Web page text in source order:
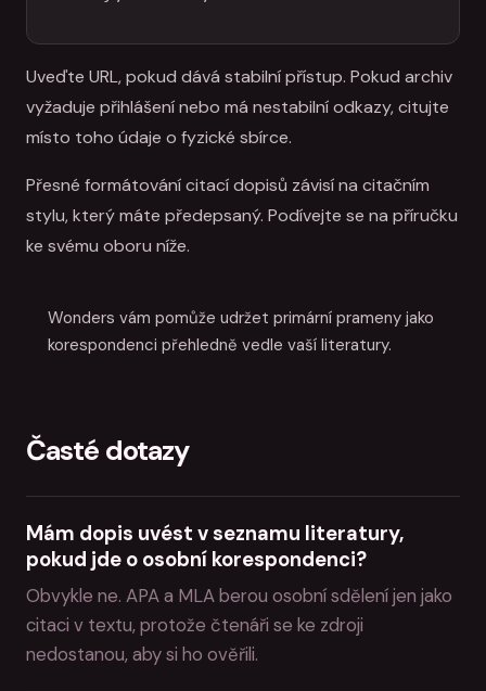
Uveďte URL, pokud dává stabilní přístup. Pokud archiv
vyžaduje přihlášení nebo má nestabilní odkazy, citujte
místo toho údaje o fyzické sbírce.
Přesné formátování citací dopisů závisí na citačním
stylu, který máte předepsaný. Podívejte se na příručku
ke svému oboru níže.
Wonders vám pomůže udržet primární prameny jako
korespondenci přehledně vedle vaší literatury.
Časté dotazy
Mám dopis uvést v seznamu literatury,
pokud jde o osobní korespondenci?
Obvykle ne. APA a MLA berou osobní sdělení jen jako
citaci v textu, protože čtenáři se ke zdroji
nedostanou, aby si ho ověřili.